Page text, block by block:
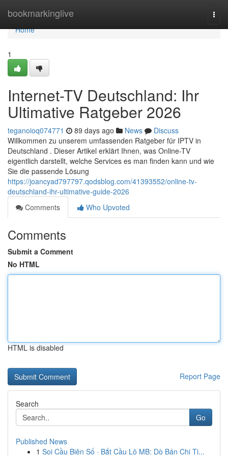
bookmarkinglive
Home
Home
1
Internet-TV Deutschland: Ihr
Ultimative Ratgeber 2026
teganoioq074771 89 days ago News
Discuss
Willkommen zu unserem umfassenden Ratgeber für IPTV in
Deutschland . Dieser Artikel erklärt Ihnen, was Online-TV
eigentlich darstellt, welche Services es man finden kann und wie
Sie die passende Lösung
https://joancyad797797.qodsblog.com/41393552/online-tv-
deutschland-ihr-ultimative-guide-2026
Comments
Who Upvoted
Comments
Submit a Comment
No HTML
HTML is disabled
Report Page
Search
Go
Published News
1 Soi Cầu Biên Số · Bắt Cầu Lô MB: Dò Bán Chi Ti...